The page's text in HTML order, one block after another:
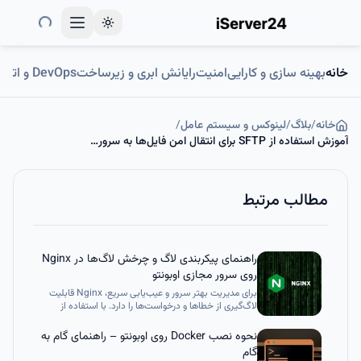
Toggle theme
خانهبهینه سازی و کاراییامنیترایانش ابری و زیرساختDevOps و اتوماسیون
خانه/بلاگ/لینوکس و سیستم عامل/
آموزش استفاده از SFTP برای انتقال امن فایل‌ها به سرور راه دور
مطالب مرتبط
راهنمای پیکربندی لاگ‌ و چرخش لاگ‌ها در Nginx
روی سرور مجازی اوبونتو
برای مدیریت بهتر سرور و عیب‌یابی سریع، Nginx قابلیت
لاگ‌گیری از خطاها و درخواست‌ها را دارد. با استفاده از
قالب لاگ‌ها را تنظیم کرد، و با ابزارهایی مانند logrotate
فایل‌های لاگ را چرخاند و از پر شدن دیسک جلوگیری نمود.
تنظیم اصولی لاگ‌ها به شما امکان می‌دهد مشکلات سرور
نحوه نصب Docker روی اوبونتو – راهنمای گام به
گام